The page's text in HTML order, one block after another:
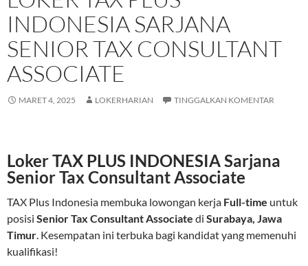
INDONESIA SARJANA
SENIOR TAX CONSULTANT
ASSOCIATE
MARET 4, 2025 LOKERHARIAN TINGGALKAN KOMENTAR
Loker TAX PLUS INDONESIA Sarjana
Senior Tax Consultant Associate
TAX Plus Indonesia membuka lowongan kerja Full-time untuk
posisi Senior Tax Consultant Associate di Surabaya, Jawa
Timur. Kesempatan ini terbuka bagi kandidat yang memenuhi
kualifikasi!